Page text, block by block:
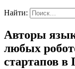
Найти:
Авторы
любых
стартапов в